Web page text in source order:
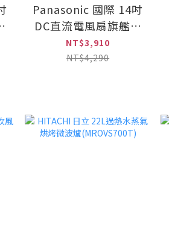
Panasonic 國際 14吋
DC直流電風扇旗艦型
(F-H14GND)
NT$3,910
NT$4,290